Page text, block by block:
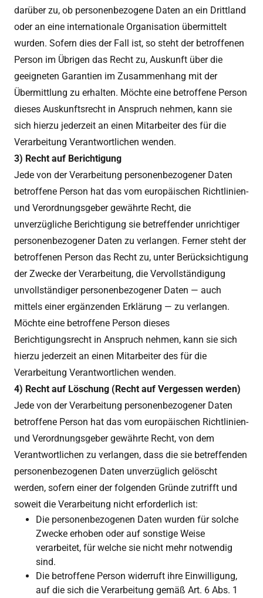
darüber zu, ob personenbezogene Daten an ein Drittland
oder an eine internationale Organisation übermittelt
wurden. Sofern dies der Fall ist, so steht der betroffenen
Person im Übrigen das Recht zu, Auskunft über die
geeigneten Garantien im Zusammenhang mit der
Übermittlung zu erhalten. Möchte eine betroffene Person
dieses Auskunftsrecht in Anspruch nehmen, kann sie
sich hierzu jederzeit an einen Mitarbeiter des für die
Verarbeitung Verantwortlichen wenden.
3) Recht auf Berichtigung
Jede von der Verarbeitung personenbezogener Daten
betroffene Person hat das vom europäischen Richtlinien-
und Verordnungsgeber gewährte Recht, die
unverzügliche Berichtigung sie betreffender unrichtiger
personenbezogener Daten zu verlangen. Ferner steht der
betroffenen Person das Recht zu, unter Berücksichtigung
der Zwecke der Verarbeitung, die Vervollständigung
unvollständiger personenbezogener Daten — auch
mittels einer ergänzenden Erklärung — zu verlangen.
Möchte eine betroffene Person dieses
Berichtigungsrecht in Anspruch nehmen, kann sie sich
hierzu jederzeit an einen Mitarbeiter des für die
Verarbeitung Verantwortlichen wenden.
4) Recht auf Löschung (Recht auf Vergessen werden)
Jede von der Verarbeitung personenbezogener Daten
betroffene Person hat das vom europäischen Richtlinien-
und Verordnungsgeber gewährte Recht, von dem
Verantwortlichen zu verlangen, dass die sie betreffenden
personenbezogenen Daten unverzüglich gelöscht
werden, sofern einer der folgenden Gründe zutrifft und
soweit die Verarbeitung nicht erforderlich ist:
Die personenbezogenen Daten wurden für solche
Zwecke erhoben oder auf sonstige Weise
verarbeitet, für welche sie nicht mehr notwendig
sind.
Die betroffene Person widerruft ihre Einwilligung,
auf die sich die Verarbeitung gemäß Art. 6 Abs. 1